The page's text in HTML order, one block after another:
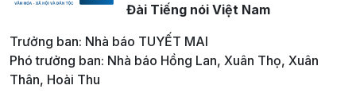
Đài Tiếng nói Việt Nam
Trưởng ban: Nhà báo TUYẾT MAI
Phó trưởng ban: Nhà báo Hồng Lan, Xuân Thọ, Xuân
Thân, Hoài Thu